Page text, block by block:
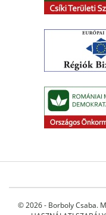
© 2026 - Borboly Csaba.